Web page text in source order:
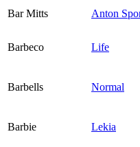
Bar Mitts
Anton
Barbeco Life
Barbells Normal
Barbie Lekia